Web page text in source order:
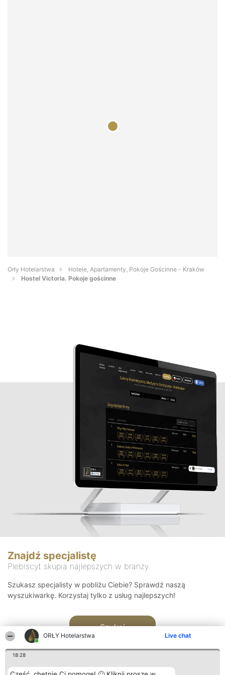
ORŁY Hotelarstwa Live chat
18:28
Orły Hotelarstwa
Hotele, Apartamenty, Pokoje Gościnne - Kraków
Hostel Victoria. Pokoje gościnne
Znajdź specjalistę
Plebiscyt skupia najlepszych w branży
Szukasz specjalisty w pobliżu Ciebie? Sprawdź naszą
wyszukiwarkę. Korzystaj tylko z usług najlepszych!
Szukaj